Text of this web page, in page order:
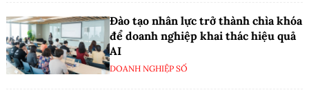
Đào tạo nhân lực trở thành chìa khóa
để doanh nghiệp khai thác hiệu quả
AI
DOANH NGHIỆP SỐ